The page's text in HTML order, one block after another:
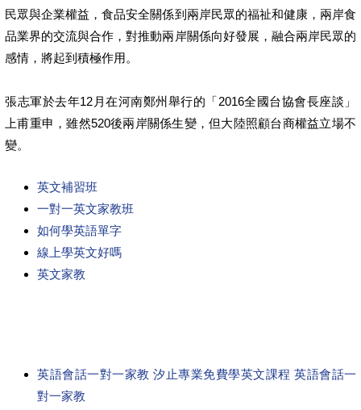
民眾與企業權益，食品安全關係到兩岸民眾的福祉和健康，兩岸食
品業界的交流與合作，對推動兩岸關係向好發展，融合兩岸民眾的
感情，將起到積極作用。
張志軍於去年12月在河南鄭州舉行的「2016全國台協會長座談」
上甫重申，雖然520後兩岸關係生變，但大陸照顧台商權益立場不
變。
英文補習班
一對一英文家教班
如何學英語單字
線上學英文好嗎
英文家教
英語會話一對一家教 汐止專業免費學英文課程 英語會話一
對一家教